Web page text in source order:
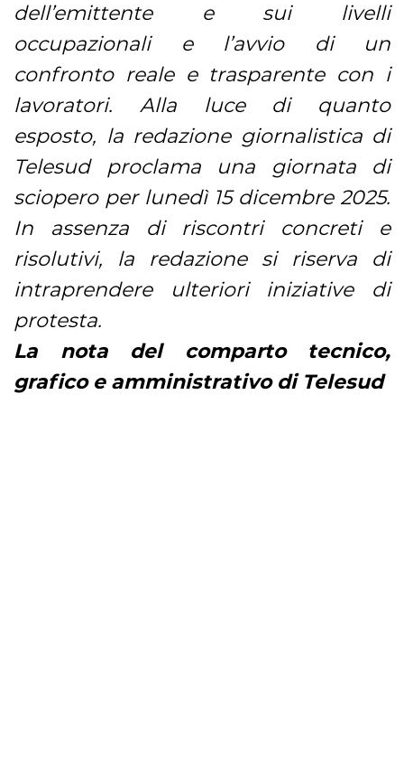
dell’emittente e sui livelli
occupazionali e l’avvio di un
confronto reale e trasparente con i
lavoratori. Alla luce di quanto
esposto, la redazione giornalistica di
Telesud proclama una giornata di
sciopero per lunedì 15 dicembre 2025.
In assenza di riscontri concreti e
risolutivi, la redazione si riserva di
intraprendere ulteriori iniziative di
protesta.
La nota del comparto tecnico,
grafico e amministrativo di Telesud